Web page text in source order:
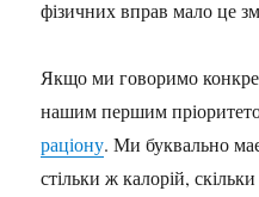
фізичних вправ мало це
Якщо ми говоримо
нашим першим
раціону. Ми буквально
стільки ж калорій,